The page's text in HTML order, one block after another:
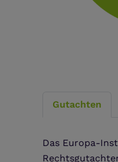
Gutachten
Das Europa-